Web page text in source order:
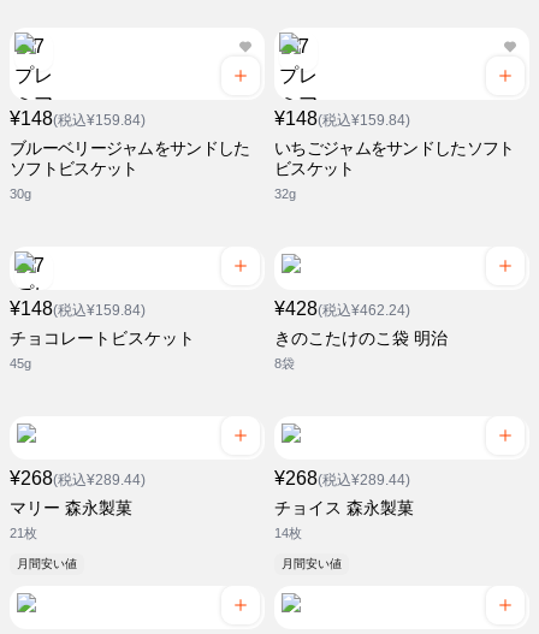
¥148(税込¥159.84)
ブルーベリージャムをサンドした
ソフトビスケット
30g
¥148(税込¥159.84)
いちごジャムをサンドしたソフト
ビスケット
32g
¥148(税込¥159.84)
チョコレートビスケット
45g
¥428(税込¥462.24)
きのこたけのこ袋 明治
8袋
¥268(税込¥289.44)
マリー 森永製菓
21枚
月間安い値
¥268(税込¥289.44)
チョイス 森永製菓
14枚
月間安い値